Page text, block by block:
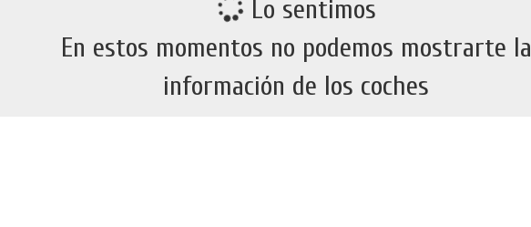
Lo sentimos
En estos momentos no podemos mostrarte la
información de los coches